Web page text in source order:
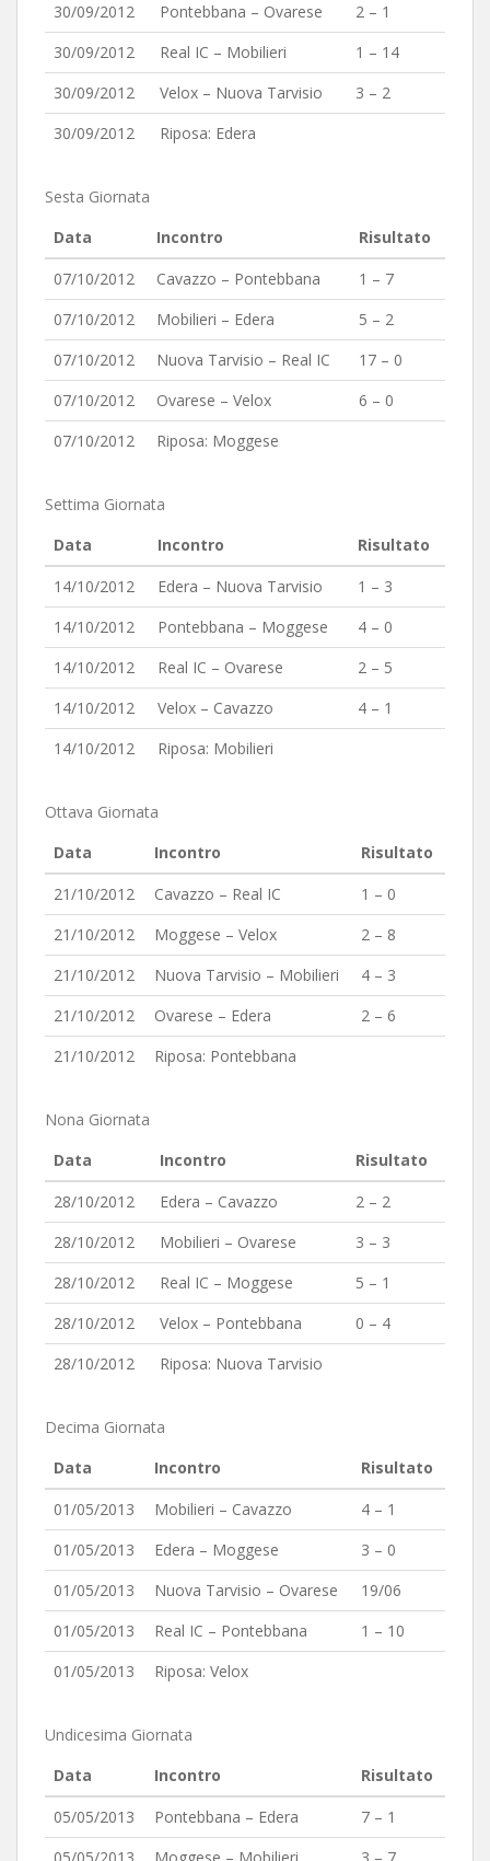
30/09/2012
Pontebbana – Ovarese
2 – 1
30/09/2012
Real IC – Mobilieri
1 – 14
30/09/2012
Velox – Nuova Tarvisio
3 – 2
30/09/2012
Riposa: Edera
Sesta Giornata
Data
Incontro
Risultato
07/10/2012
Cavazzo – Pontebbana
1 – 7
07/10/2012
Mobilieri – Edera
5 – 2
07/10/2012
Nuova Tarvisio – Real IC
17 – 0
07/10/2012
Ovarese – Velox
6 – 0
07/10/2012
Riposa: Moggese
Settima Giornata
Data
Incontro
Risultato
14/10/2012
Edera – Nuova Tarvisio
1 – 3
14/10/2012
Pontebbana – Moggese
4 – 0
14/10/2012
Real IC – Ovarese
2 – 5
14/10/2012
Velox – Cavazzo
4 – 1
14/10/2012
Riposa: Mobilieri
Ottava Giornata
Data
Incontro
Risultato
21/10/2012
Cavazzo – Real IC
1 – 0
21/10/2012
Moggese – Velox
2 – 8
21/10/2012
Nuova Tarvisio – Mobilieri
4 – 3
21/10/2012
Ovarese – Edera
2 – 6
21/10/2012
Riposa: Pontebbana
Nona Giornata
Data
Incontro
Risultato
28/10/2012
Edera – Cavazzo
2 – 2
28/10/2012
Mobilieri – Ovarese
3 – 3
28/10/2012
Real IC – Moggese
5 – 1
28/10/2012
Velox – Pontebbana
0 – 4
28/10/2012
Riposa: Nuova Tarvisio
Decima Giornata
Data
Incontro
Risultato
01/05/2013
Mobilieri – Cavazzo
4 – 1
01/05/2013
Edera – Moggese
3 – 0
01/05/2013
Nuova Tarvisio – Ovarese
19/06
01/05/2013
Real IC – Pontebbana
1 – 10
01/05/2013
Riposa: Velox
Undicesima Giornata
Data
Incontro
Risultato
05/05/2013
Pontebbana – Edera
7 – 1